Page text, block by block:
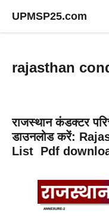
UPMSP25.com
rajasthan
राजस्थान कंडक्टर
डाउनलोड करें:
List Pdf